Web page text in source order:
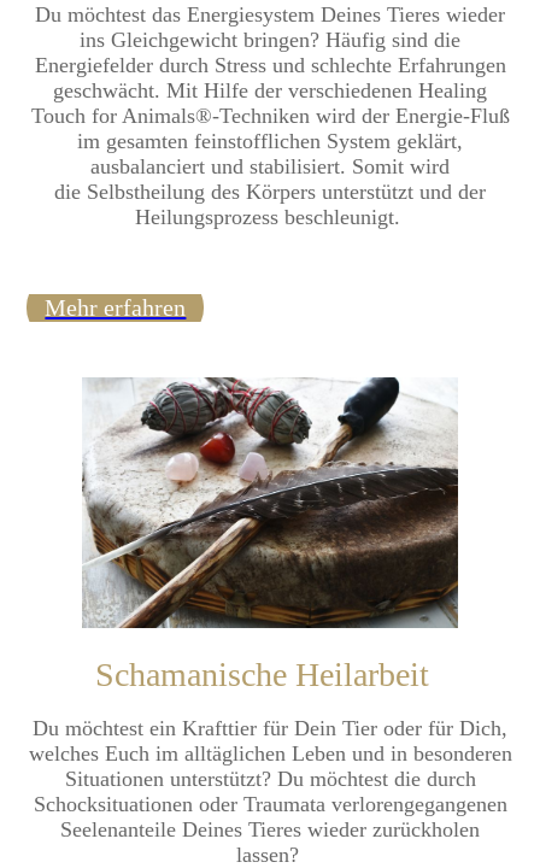
Du möchtest das Energiesystem Deines Tieres wieder
ins Gleichgewicht bringen? Häufig sind die
Energiefelder durch Stress und schlechte Erfahrungen
geschwächt. Mit Hilfe der verschiedenen Healing
Touch for Animals®-Techniken wird der Energie-Fluß
im gesamten feinstofflichen System geklärt,
ausbalanciert und stabilisiert. Somit wird
die Selbstheilung des Körpers unterstützt und der
Heilungsprozess beschleunigt.
Mehr erfahren
Schamanische Heilarbeit
Du möchtest ein Krafttier für Dein Tier oder für Dich,
welches Euch im alltäglichen Leben und in besonderen
Situationen unterstützt? Du möchtest die durch
Schocksituationen oder Traumata verlorengegangenen
Seelenanteile Deines Tieres wieder zurückholen
lassen?